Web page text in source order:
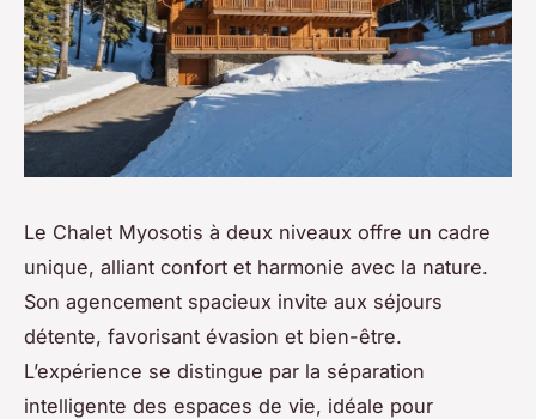
Le Chalet Myosotis à deux niveaux offre un cadre
unique, alliant confort et harmonie avec la nature.
Son agencement spacieux invite aux séjours
détente, favorisant évasion et bien-être.
L’expérience se distingue par la séparation
intelligente des espaces de vie, idéale pour